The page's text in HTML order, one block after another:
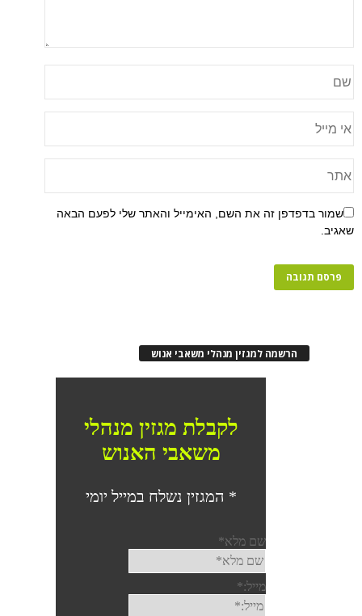
שמור בדפדפן זה את השם, האימייל והאתר שלי לפעם הבאה
שאגיב.
הרשמה למגזין מנהלי משאבי אנוש